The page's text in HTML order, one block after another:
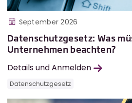
September 2026
Datenschutzgesetz: Was
Unternehmen beachten?
Details und Anmelden
Datenschutzgesetz